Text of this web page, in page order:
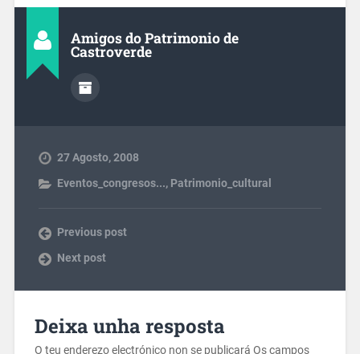
Amigos do Patrimonio de
Castroverde
27 Agosto, 2008
Eventos_congresos..., Patrimonio_cultural
Previous post
Next post
Deixa unha resposta
O teu enderezo electrónico non se publicará Os campos